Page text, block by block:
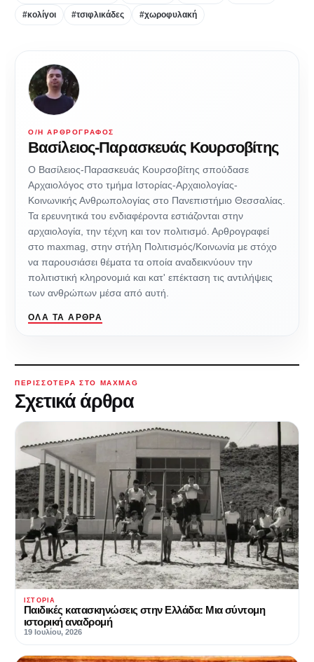
#κολίγοι #τσιφλικάδες #χωροφυλακή
Ο/Η ΑΡΘΡΟΓΡΆΦΟΣ
Βασίλειος-Παρασκευάς Κουρσοβίτης
Ο Βασίλειος-Παρασκευάς Κουρσοβίτης σπούδασε
Αρχαιολόγος στο τμήμα Ιστορίας-Αρχαιολογίας-
Κοινωνικής Ανθρωπολογίας στο Πανεπιστήμιο Θεσσαλίας.
Τα ερευνητικά του ενδιαφέροντα εστιάζονται στην
αρχαιολογία, την τέχνη και τον πολιτισμό. Αρθρογραφεί
στο maxmag, στην στήλη Πολιτισμός/Κοινωνία με στόχο
να παρουσιάσει θέματα τα οποία αναδεικνύουν την
πολιτιστική κληρονομιά και κατ' επέκταση τις αντιλήψεις
των ανθρώπων μέσα από αυτή.
ΌΛΑ ΤΑ ΆΡΘΡΑ
ΠΕΡΙΣΣΌΤΕΡΑ ΣΤΟ MAXMAG
Σχετικά άρθρα
ΙΣΤΟΡΊΑ
Παιδικές κατασκηνώσεις στην Ελλάδα: Μια σύντομη
ιστορική αναδρομή
19 Ιουλίου, 2026